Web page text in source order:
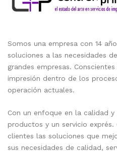
Somos una empresa con 14
soluciones a las necesidades
grandes empresas.
impresión dentro de los
operación actuales.
Con un enfoque en la calidad
productos y un servicio exprés.
clientes las soluciones que
sus necesidades de calidad,